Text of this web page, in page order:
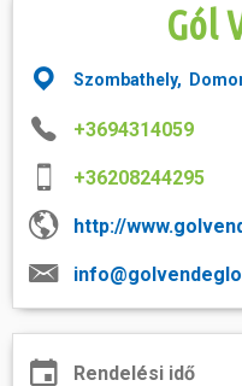
Gól
Szombathely,
+3694314059
+36208244295
http://
Rendelési idő